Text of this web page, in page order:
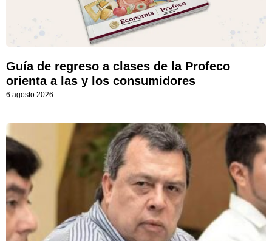
Guía de regreso a clases de la Profeco
orienta a las y los consumidores
6 agosto 2026